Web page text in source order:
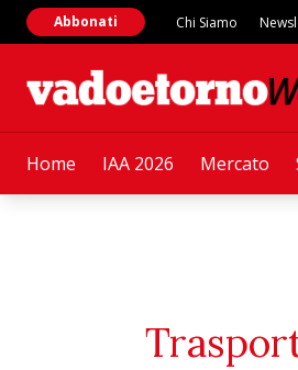
Home IAA 2026 Mercato
Abbonati Chi Siamo